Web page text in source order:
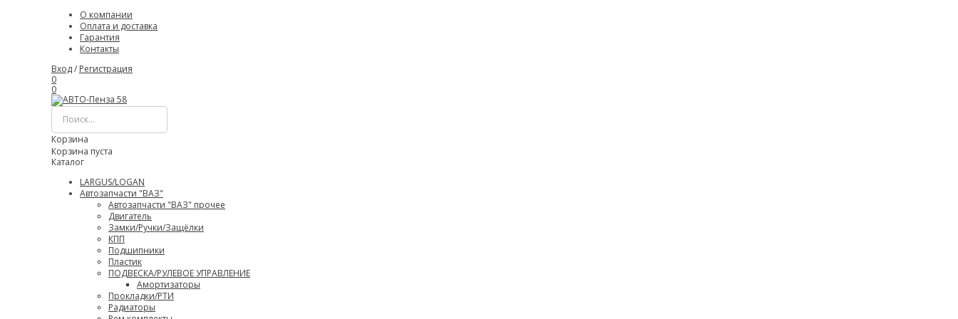
О компании
Оплата и доставка
Гарантия
Контакты
Вход/ Регистрация
0
0
Корзина
Корзина пуста
Каталог
LARGUS/LOGAN
Автозапчасти "ВАЗ"
Автозапчасти "ВАЗ" прочее
Двигатель
Замки/Ручки/Защёлки
КПП
Подшипники
Пластик
ПОДВЕСКА/РУЛЕВОЕ УПРАВЛЕНИЕ
Амортизаторы
Прокладки/РТИ
Радиаторы